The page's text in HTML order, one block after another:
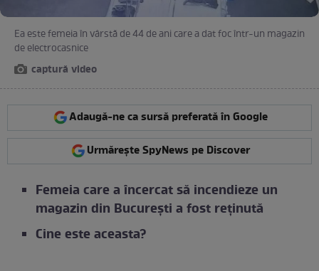
Ea este femeia în vârstă de 44 de ani care a dat foc într-un magazin
de electrocasnice
captură video
Adaugă-ne ca sursă preferată în Google
Urmărește SpyNews pe Discover
Femeia care a încercat să incendieze un
magazin din București a fost reținută
Cine este aceasta?